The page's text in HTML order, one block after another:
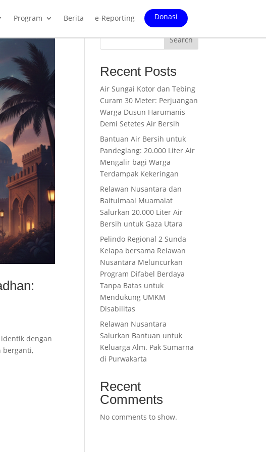
Program Berita e-Reporting Donasi
dengan
berganti,
Search
Recent Posts
Air Sungai Kotor dan Tebing
Curam 30 Meter: Perjuangan
Warga Dusun Harumanis
Demi Setetes Air Bersih
Bantuan Air Bersih untuk
Pandeglang: 20.000 Liter Air
Mengalir bagi Warga
Terdampak Kekeringan
Relawan Nusantara dan
Baitulmaal Muamalat
Salurkan 20.000 Liter Air
Bersih untuk Gaza Utara
Pelindo Regional 2 Sunda
Kelapa bersama Relawan
Nusantara Meluncurkan
Program Difabel Berdaya
Tanpa Batas untuk
Mendukung UMKM
Disabilitas
Relawan Nusantara
Salurkan Bantuan untuk
Keluarga Alm. Pak Sumarna
di Purwakarta
Recent
Comments
No comments to show.